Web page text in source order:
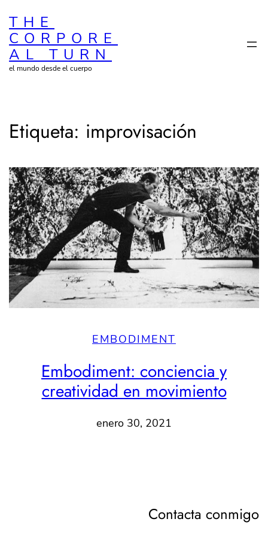
al
contenido
THE
CORPORE
AL TURN
el mundo desde el cuerpo
Etiqueta: improvisación
EMBODIMENT
Embodiment: conciencia y
creatividad en movimiento
enero 30, 2021
Contacta conmigo